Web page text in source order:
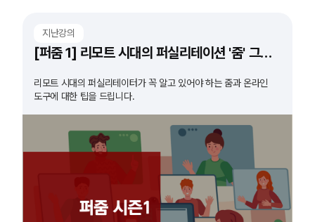
지난강의
[퍼줌 1] 리모트 시대의 퍼실리테이션 '줌' 그리고 '도구'
리모트 시대의 퍼실리테이터가 꼭 알고 있어야 하는 줌과 온라인
도구에 대한 팁을 드립니다.